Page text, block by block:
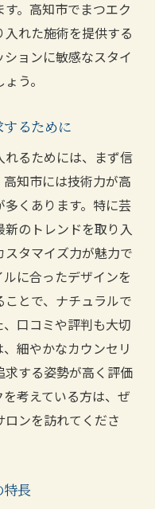
サロンで美しさを
市の隠れた名店紹
まつエクサロンの
想のまつエクを実
に入れるための隠
つエクサロンで美
市のサロンの魅力
知市のサロンの特
で実感した魅力と
めする高知市のサ
。高知市でまつエク
れた施術を提供する
ョンに敏感なスタイ
う。
るために
るためには、まず信
知市には技術力が高
くあります。特に芸
のトレンドを取り入
タマイズ力が魅力で
に合ったデザインを
とで、ナチュラルで
口コミや評判も大切
細やかなカウンセリ
求する姿勢が高く評価
考えている方は、ぜ
ンを訪れてくださ
長